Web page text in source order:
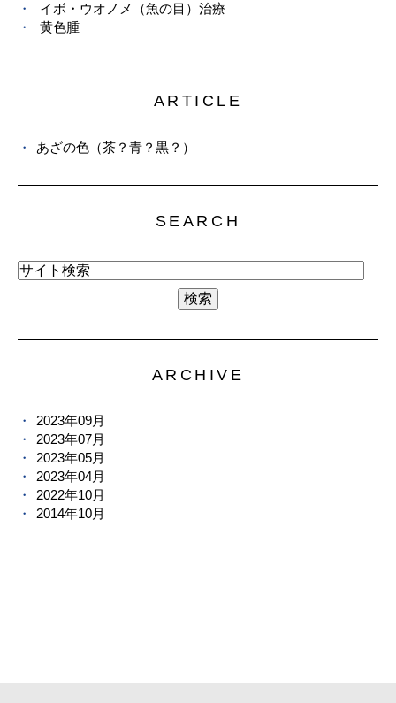
ARTICLE
あざの色（茶？青？黒？）
SEARCH
ARCHIVE
2023年09月
2023年07月
2023年05月
2023年04月
2022年10月
2014年10月
イボ・ウオノメ（魚の目）治療
黄色腫